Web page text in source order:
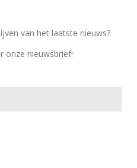
k
van het laatste nieuws?
onze nieuwsbrief!